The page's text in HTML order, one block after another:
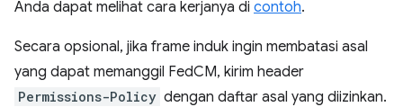
Anda dapat melihat cara kerjanya di contoh.
Secara opsional, jika frame induk ingin membatasi asal
yang dapat memanggil FedCM, kirim header
Permissions-Policy dengan daftar asal yang diizinkan.